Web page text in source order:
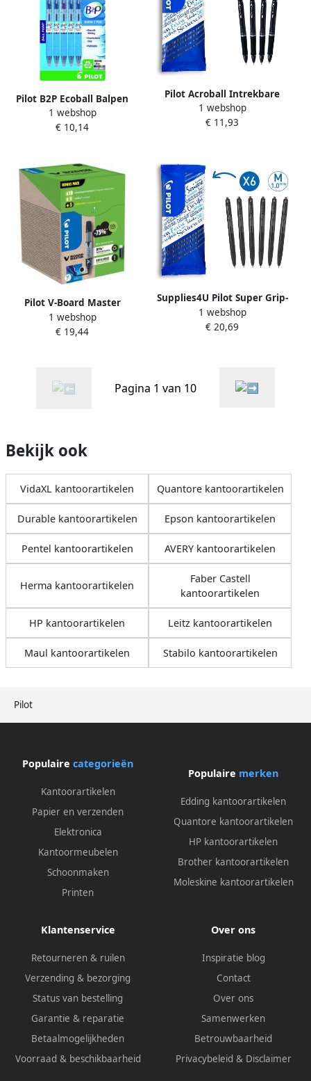
Pilot
Pilot B2P Ecoball Balpen
flow pack Medium
Kleurassortiment Zwart
1 webshop
€ 10,14
Pilot Acroball Intrekbare
Balpen 1.0 Medium Zwart 4
stuks
1 webshop
€ 11,93
Pilot V-Board Master
BeGreen whiteboardmarker
ronde punt 2 3 mm 10 stuks
1 webshop
€ 19,44
Supplies4U Pilot Super Grip-
G Medium 1 mm intrekbare
balpen Pak van 6 Zwart
1 webshop
€ 20,69
Pagina 1 van 10
Bekijk ook
VidaXL kantoorartikelen Quantore kantoorartikelen
Durable kantoorartikelen Epson kantoorartikelen
Pentel kantoorartikelen AVERY kantoorartikelen
Herma kantoorartikelen
Faber Castell
kantoorartikelen
HP kantoorartikelen Leitz kantoorartikelen
Maul kantoorartikelen Stabilo kantoorartikelen
Populaire categorieën
Kantoorartikelen
Papier en verzenden
Elektronica
Kantoormeubelen
Schoonmaken
Printen
Populaire merken
Edding kantoorartikelen
Quantore kantoorartikelen
HP kantoorartikelen
Brother kantoorartikelen
Moleskine kantoorartikelen
Klantenservice
Retourneren & ruilen
Verzending & bezorging
Status van bestelling
Garantie & reparatie
Betaalmogelijkheden
Voorraad & beschikbaarheid
Over ons
Inspiratie blog
Contact
Over ons
Samenwerken
Betrouwbaarheid
Privacybeleid & Disclaimer